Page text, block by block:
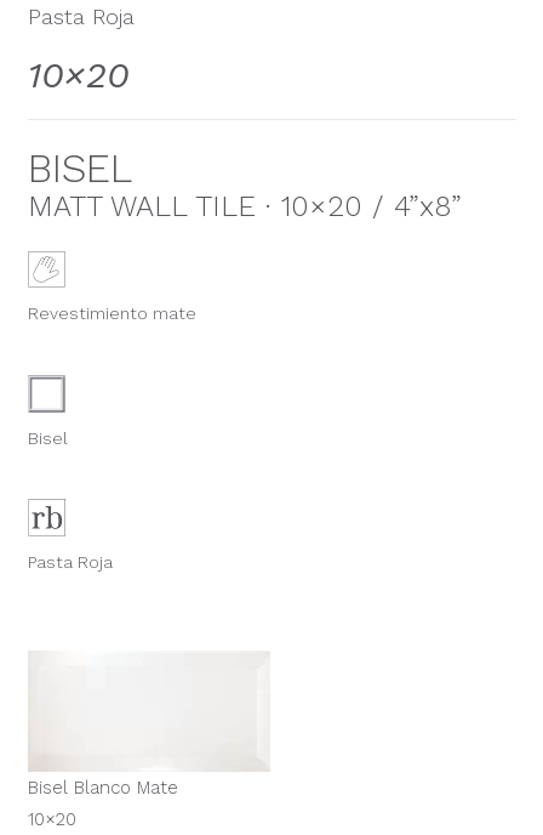
Pasta Roja
10×20
BISEL
MATT WALL TILE · 10×20 / 4”x8”
Revestimiento mate
Bisel
Pasta Roja
Bisel Blanco Mate
10×20